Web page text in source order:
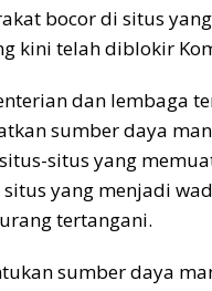
bocor di situs
kini telah diblokir
dan lembaga
sumber daya
situs yang
yang menjadi
tertangani.
sumber daya